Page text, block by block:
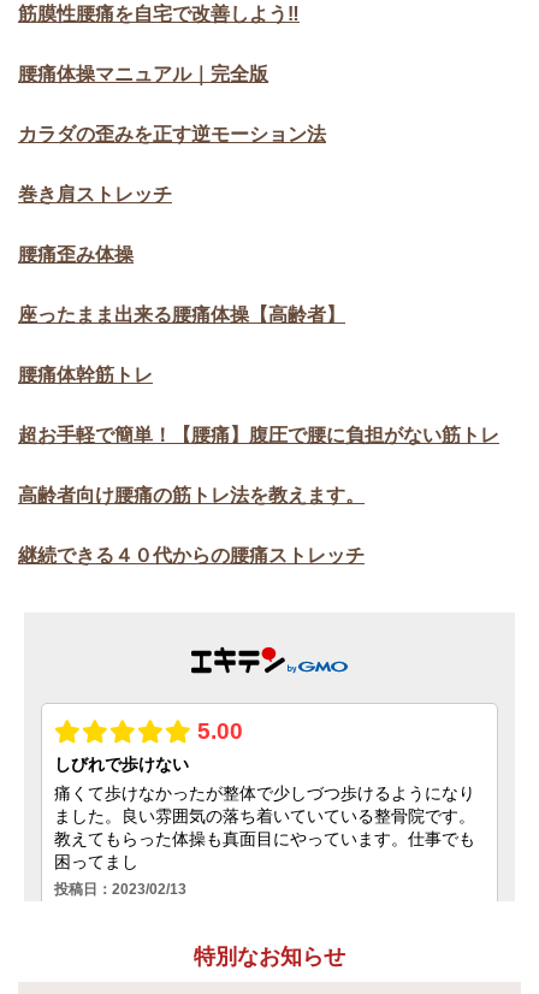
筋膜性腰痛を自宅で改善しよう‼
腰痛体操マニュアル｜完全版
カラダの歪みを正す逆モーション法
巻き肩ストレッチ
腰痛歪み体操
座ったまま出来る腰痛体操【高齢者】
腰痛体幹筋トレ
超お手軽で簡単！【腰痛】腹圧で腰に負担がない筋トレ
高齢者向け腰痛の筋トレ法を教えます。
継続できる４０代からの腰痛ストレッチ
特別なお知らせ